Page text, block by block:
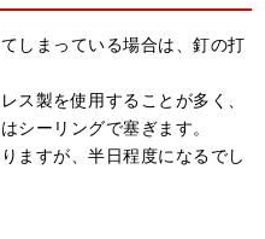
しまっている場合は、釘の打
ス製を使用することが多く、
シーリングで塞ぎます。
ますが、半日程度になるでし